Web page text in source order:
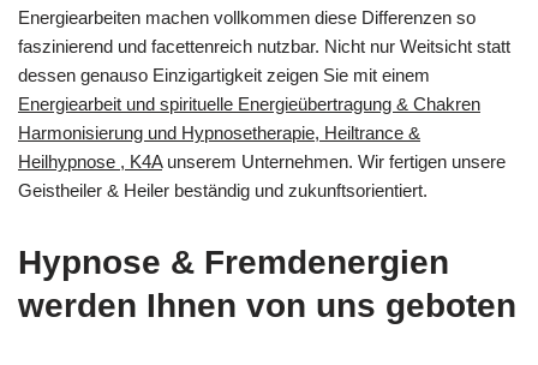
Energiearbeiten machen vollkommen diese Differenzen so
faszinierend und facettenreich nutzbar. Nicht nur Weitsicht statt
dessen genauso Einzigartigkeit zeigen Sie mit einem
Energiearbeit und spirituelle Energieübertragung & Chakren
Harmonisierung und Hypnosetherapie, Heiltrance &
Heilhypnose , K4Aunserem Unternehmen. Wir fertigen unsere
Geistheiler & Heiler beständig und zukunftsorientiert.
Hypnose & Fremdenergien
werden Ihnen von uns geboten